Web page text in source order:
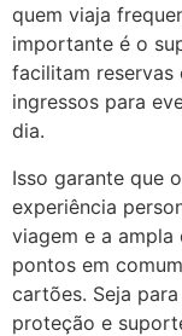
quem viaja
importante é o
facilitam reservas
ingressos para
dia.
Isso garante que
experiência
viagem e a
pontos em
cartões. Seja
proteção e